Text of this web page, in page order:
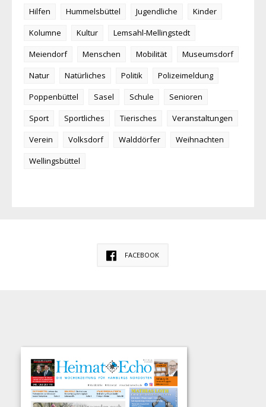
Hilfen
Hummelsbüttel Jugendliche
Kinder
Kolumne
Kultur
Lemsahl-Mellingstedt
Meiendorf
Menschen Mobilität
Museumsdorf
Natur
Natürliches Politik
Polizeimeldung
Poppenbüttel
Sasel Schule
Senioren
Sport
Sportliches Tierisches
Veranstaltungen
Verein
Volksdorf Walddörfer
Weihnachten
Wellingsbüttel
FACEBOOK